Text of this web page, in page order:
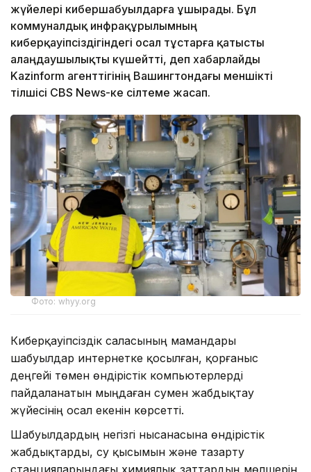
жүйелері кибершабуылдарға ұшырады. Бұл
коммуналдық инфрақұрылымның
киберқауіпсіздігіндегі осал тұстарға қатысты
алаңдаушылықты күшейтті, деп хабарлайды
Kazinform агенттігінің Вашингтондағы меншікті
тілшісі CBS News-ке сілтеме жасап.
Фото: whyy.org
Киберқауіпсіздік саласының мамандары
шабуылдар интернетке қосылған, қорғаныс
деңгейі төмен өндірістік компьютерлерді
пайдаланатын мыңдаған сумен жабдықтау
жүйесінің осал екенін көрсетті.
Шабуылдардың негізгі нысанасына өндірістік
жабдықтарды, су қысымын және тазарту
станцияларындағы химиялық заттардың мөлшерін